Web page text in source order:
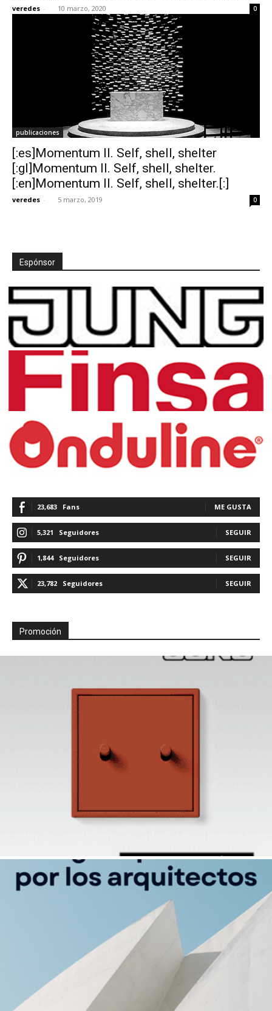
veredes - 10 marzo, 2020 0
publicaciones
[:es]Momentum II. Self, shell, shelter
[:gl]Momentum II. Self, shell, shelter.
[:en]Momentum II. Self, shell, shelter.[:]
veredes - 5 marzo, 2019 0
Espónsor
23,683 Fans ME GUSTA
5,321 Seguidores SEGUIR
1,844 Seguidores SEGUIR
23,782 Seguidores SEGUIR
Promoción